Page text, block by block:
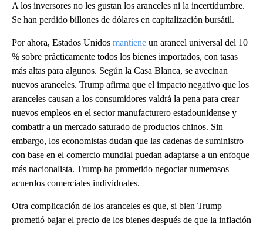
A los inversores no les gustan los aranceles ni la incertidumbre.
Se han perdido billones de dólares en capitalización bursátil.
Por ahora, Estados Unidos mantiene un arancel universal del 10
% sobre prácticamente todos los bienes importados, con tasas
más altas para algunos. Según la Casa Blanca, se avecinan
nuevos aranceles. Trump afirma que el impacto negativo que los
aranceles causan a los consumidores valdrá la pena para crear
nuevos empleos en el sector manufacturero estadounidense y
combatir a un mercado saturado de productos chinos. Sin
embargo, los economistas dudan que las cadenas de suministro
con base en el comercio mundial puedan adaptarse a un enfoque
más nacionalista. Trump ha prometido negociar numerosos
acuerdos comerciales individuales.
Otra complicación de los aranceles es que, si bien Trump
prometió bajar el precio de los bienes después de que la inflación